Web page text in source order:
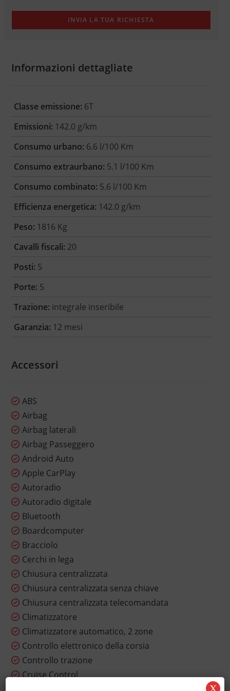
Informazioni dettagliate
Classe emissione: 6T
Emissioni: 142.0 g/km
Consumo urbano: 6.6 l/100 Km
Consumo extraurbano: 5.1 l/100 Km
Consumo combinato: 5.6 l/100 Km
Efficienza energetica: 142.0 g/km
Peso: 1816 Kg
Cavalli fiscali: 20
Posti: 5
Porte: 5
Trazione: integrale inseribile
Garanzia: 12 mesi
Accessori
ABS
Airbag
Airbag laterali
Airbag Passeggero
Android Auto
Apple CarPlay
Autoradio
Autoradio digitale
Bluetooth
Boardcomputer
Bracciolo
Cerchi in lega
Chiusura centralizzata
Chiusura centralizzata senza chiave
Chiusura centralizzata telecomandata
Climatizzatore
Climatizzatore automatico, 2 zone
Controllo elettronico della corsia
Controllo trazione
Cruise Control
X